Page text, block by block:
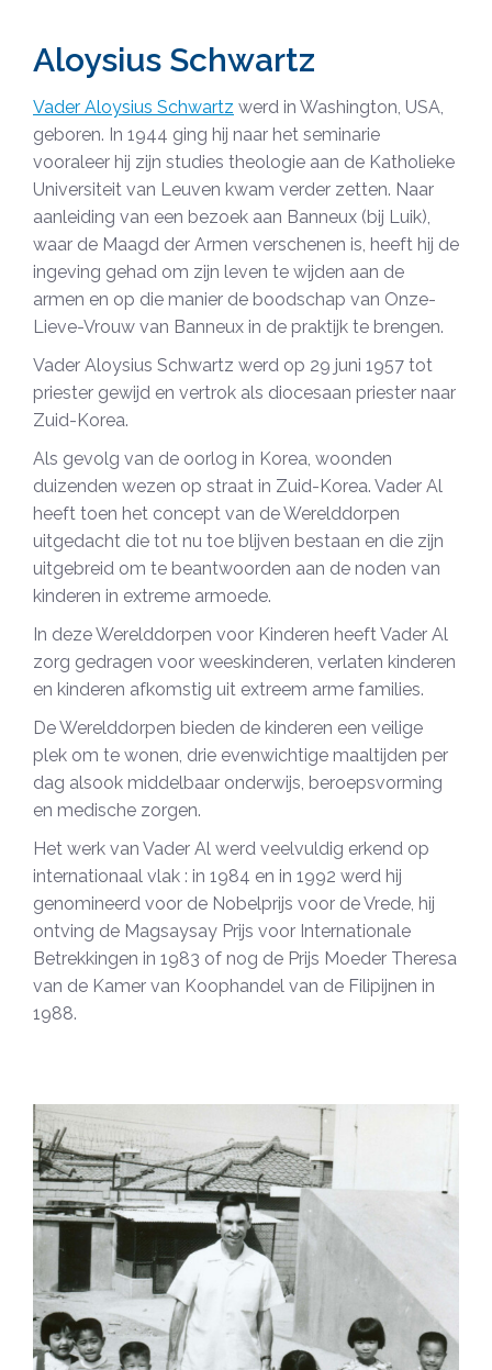
Aloysius Schwartz
Vader Aloysius Schwartz werd in Washington, USA,
geboren. In 1944 ging hij naar het seminarie
vooraleer hij zijn studies theologie aan de Katholieke
Universiteit van Leuven kwam verder zetten. Naar
aanleiding van een bezoek aan Banneux (bij Luik),
waar de Maagd der Armen verschenen is, heeft hij de
ingeving gehad om zijn leven te wijden aan de
armen en op die manier de boodschap van Onze-
Lieve-Vrouw van Banneux in de praktijk te brengen.
Vader Aloysius Schwartz werd op 29 juni 1957 tot
priester gewijd en vertrok als diocesaan priester naar
Zuid-Korea.
Als gevolg van de oorlog in Korea, woonden
duizenden wezen op straat in Zuid-Korea. Vader Al
heeft toen het concept van de Werelddorpen
uitgedacht die tot nu toe blijven bestaan en die zijn
uitgebreid om te beantwoorden aan de noden van
kinderen in extreme armoede.
In deze Werelddorpen voor Kinderen heeft Vader Al
zorg gedragen voor weeskinderen, verlaten kinderen
en kinderen afkomstig uit extreem arme families.
De Werelddorpen bieden de kinderen een veilige
plek om te wonen, drie evenwichtige maaltijden per
dag alsook middelbaar onderwijs, beroepsvorming
en medische zorgen.
Het werk van Vader Al werd veelvuldig erkend op
internationaal vlak : in 1984 en in 1992 werd hij
genomineerd voor de Nobelprijs voor de Vrede, hij
ontving de Magsaysay Prijs voor Internationale
Betrekkingen in 1983 of nog de Prijs Moeder Theresa
van de Kamer van Koophandel van de Filipijnen in
1988.